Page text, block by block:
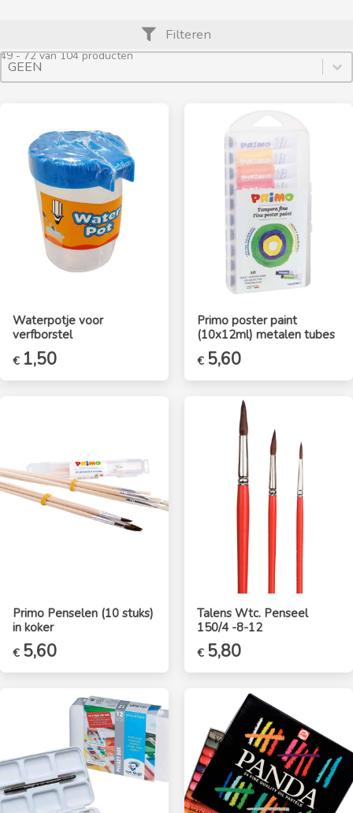
Filteren
49 - 72 van 104 producten
Product Archive Sort By
Sort content
Sort content
Waterpotje voor
verfborstel
€ 1,50
Primo poster paint
(10x12ml) metalen tubes
€ 5,60
Primo Penselen (10 stuks)
in koker
Oorspronkelijke
€ 5,60
€5,60.
Talens Wtc. Penseel
150/4 -8-12
€ 5,80